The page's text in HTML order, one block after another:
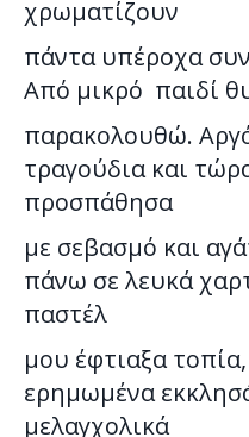
χρωματίζουν
πάντα υπέροχα
Από μικρό παιδί
παρακολουθώ.
τραγούδια και
προσπάθησα
με σεβασμό και
πάνω σε λευκά
παστέλ
μου έφτιαξα
ερημωμένα
μελαγχολικά